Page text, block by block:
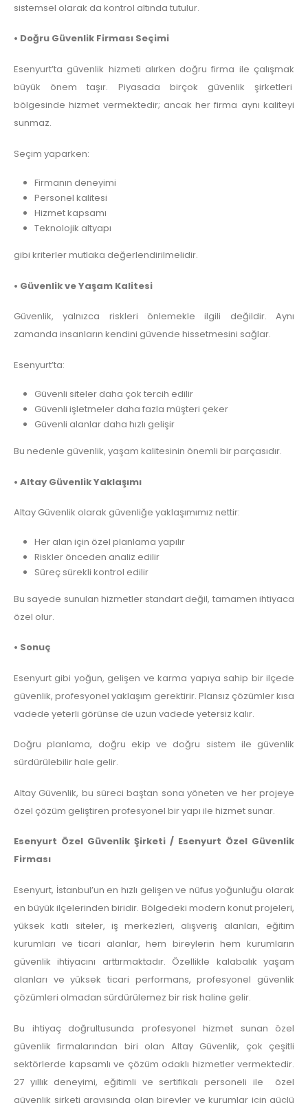
sistemsel olarak da kontrol altında tutulur.
• Doğru Güvenlik Firması Seçimi
Esenyurt’ta güvenlik hizmeti alırken doğru firma ile çalışmak
büyük önem taşır. Piyasada birçok güvenlik şirketleri
bölgesinde hizmet vermektedir; ancak her firma aynı kaliteyi
sunmaz.
Seçim yaparken:
Firmanın deneyimi
Personel kalitesi
Hizmet kapsamı
Teknolojik altyapı
gibi kriterler mutlaka değerlendirilmelidir.
• Güvenlik ve Yaşam Kalitesi
Güvenlik, yalnızca riskleri önlemekle ilgili değildir. Aynı
zamanda insanların kendini güvende hissetmesini sağlar.
Esenyurt’ta:
Güvenli siteler daha çok tercih edilir
Güvenli işletmeler daha fazla müşteri çeker
Güvenli alanlar daha hızlı gelişir
Bu nedenle güvenlik, yaşam kalitesinin önemli bir parçasıdır.
• Altay Güvenlik Yaklaşımı
Altay Güvenlik olarak güvenliğe yaklaşımımız nettir:
Her alan için özel planlama yapılır
Riskler önceden analiz edilir
Süreç sürekli kontrol edilir
Bu sayede sunulan hizmetler standart değil, tamamen ihtiyaca
özel olur.
• Sonuç
Esenyurt gibi yoğun, gelişen ve karma yapıya sahip bir ilçede
güvenlik, profesyonel yaklaşım gerektirir. Plansız çözümler kısa
vadede yeterli görünse de uzun vadede yetersiz kalır.
Doğru planlama, doğru ekip ve doğru sistem ile güvenlik
sürdürülebilir hale gelir.
Altay Güvenlik, bu süreci baştan sona yöneten ve her projeye
özel çözüm geliştiren profesyonel bir yapı ile hizmet sunar.
Esenyurt Özel Güvenlik Şirketi / Esenyurt Özel Güvenlik
Firması
Esenyurt, İstanbul’un en hızlı gelişen ve nüfus yoğunluğu olarak
en büyük ilçelerinden biridir. Bölgedeki modern konut projeleri,
yüksek katlı siteler, iş merkezleri, alışveriş alanları, eğitim
kurumları ve ticari alanlar, hem bireylerin hem kurumların
güvenlik ihtiyacını arttırmaktadır. Özellikle kalabalık yaşam
alanları ve yüksek ticari performans, profesyonel güvenlik
çözümleri olmadan sürdürülemez bir risk haline gelir.
Bu ihtiyaç doğrultusunda profesyonel hizmet sunan özel
güvenlik firmalarından biri olan Altay Güvenlik, çok çeşitli
sektörlerde kapsamlı ve çözüm odaklı hizmetler vermektedir.
27 yıllık deneyimi, eğitimli ve sertifikalı personeli ile özel
güvenlik şirketi arayışında olan bireyler ve kurumlar için güçlü